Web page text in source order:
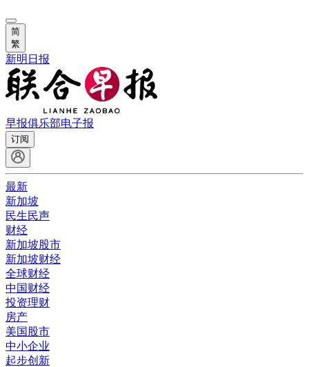
简
繁
新明日报
早报俱乐部电子报
订阅
最新
新加坡
民生民声
财经
新加坡股市
新加坡财经
全球财经
中国财经
投资理财
房产
美国股市
中小企业
起步创新